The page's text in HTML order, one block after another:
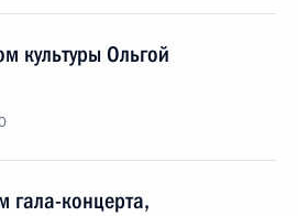
культуры Ольгой
гала-концерта,